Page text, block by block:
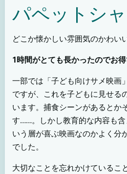
パペットシ
どこか懐かしい雰囲気のかわい
1時間がとても長かったのでお得
一部では「子ども向けサメ映画
ですが、これを子どもに見せる
います。捕食シーンがあるとか
す……。しかし教育的な内容も含
いう層が喜ぶ映画なのかよく分
でした。
大切なことを忘れかけているこ